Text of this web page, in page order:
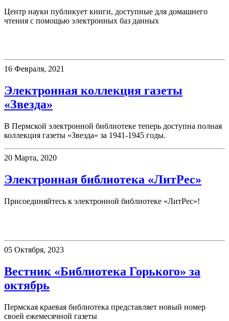
Центр науки публикует книги, доступные для домашнего
чтения с помощью электронных баз данных
16 Февраля, 2021
Электронная коллекция газеты
«Звезда»
В Пермской электронной библиотеке теперь доступна полная
коллекция газеты «Звезда» за 1941-1945 годы.
20 Марта, 2020
Электронная библиотека «ЛитРес»
Присоединяйтесь к электронной библиотеке «ЛитРес»!
05 Октября, 2023
Вестник «Библиотека Горького» за
октябрь
Пермская краевая библиотека представляет новый номер
своей ежемесячной газеты